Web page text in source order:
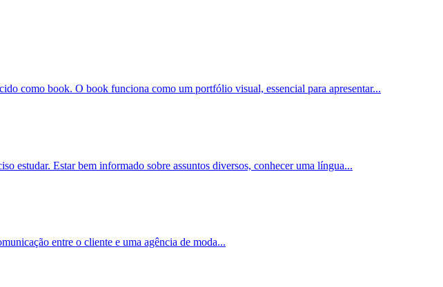
como book. O book funciona como um portfólio visual, essencial para apresentar...
estudar. Estar bem informado sobre assuntos diversos, conhecer uma língua...
entre o cliente e uma agência de moda...